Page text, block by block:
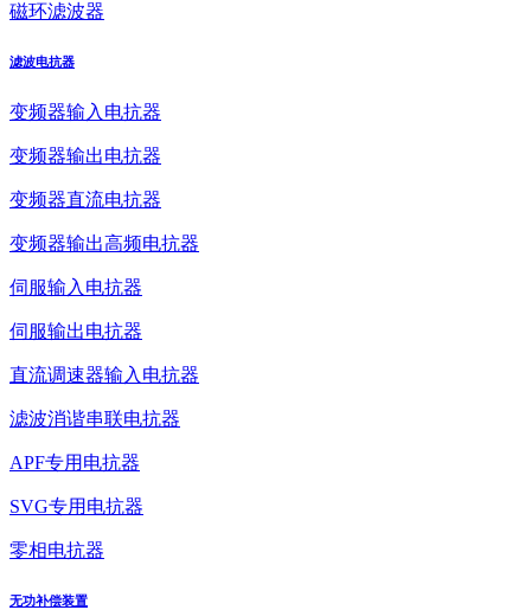
磁环滤波器
滤波电抗器
变频器输入电抗器
变频器输出电抗器
变频器直流电抗器
变频器输出高频电抗器
伺服输入电抗器
伺服输出电抗器
直流调速器输入电抗器
滤波消谐串联电抗器
APF专用电抗器
SVG专用电抗器
零相电抗器
无功补偿装置